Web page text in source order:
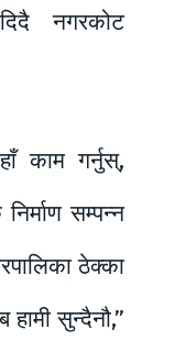
नगरकोट
काम गर्नुस्,
सम्पन्न
ठेक्का
हामी सुन्दैनौ,”